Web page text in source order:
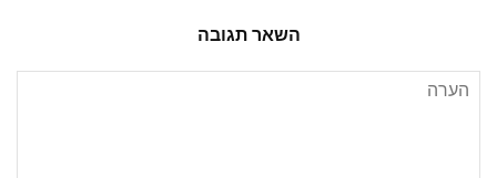
השאר תגובה